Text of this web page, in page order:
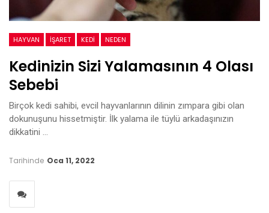
HAYVAN İŞARET KEDI NEDEN
Kedinizin Sizi Yalamasının 4 Olası
Sebebi
Birçok kedi sahibi, evcil hayvanlarının dilinin zımpara gibi olan
dokunuşunu hissetmiştir. İlk yalama ile tüylü arkadaşınızın
dikkatini …
Tarihinde Oca 11, 2022